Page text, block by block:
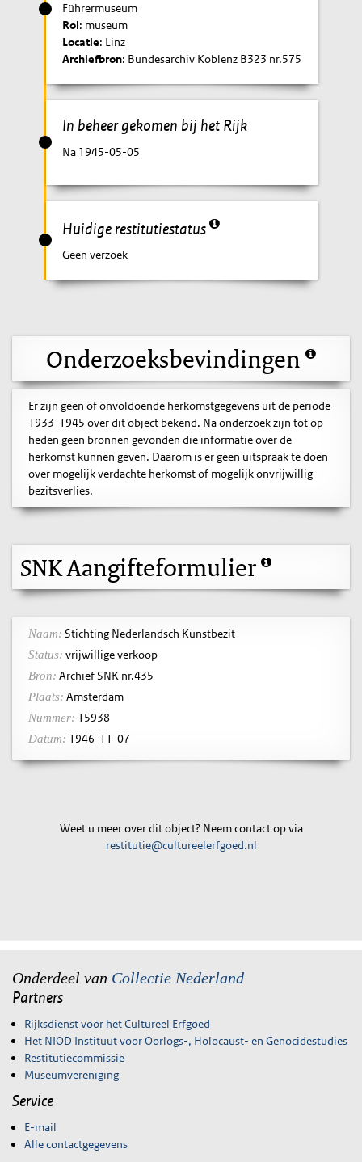
Führermuseum
Rol: museum
Locatie: Linz
Archiefbron: Bundesarchiv Koblenz B323 nr.575
In beheer gekomen bij het Rijk
Na 1945-05-05
Huidige restitutiestatus
Geen verzoek
Onderzoeksbevindingen
Er zijn geen of onvoldoende herkomstgegevens uit de periode
1933-1945 over dit object bekend. Na onderzoek zijn tot op
heden geen bronnen gevonden die informatie over de
herkomst kunnen geven. Daarom is er geen uitspraak te doen
over mogelijk verdachte herkomst of mogelijk onvrijwillig
bezitsverlies.
SNK Aangifteformulier
Naam: Stichting Nederlandsch Kunstbezit
Status: vrijwillige verkoop
Bron: Archief SNK nr.435
Plaats: Amsterdam
Nummer: 15938
Datum: 1946-11-07
Weet u meer over dit object? Neem contact op via
restitutie@cultureelerfgoed.nl
Onderdeel van Collectie Nederland
Partners
Rijksdienst voor het Cultureel Erfgoed
Het NIOD Instituut voor Oorlogs-, Holocaust- en Genocidestudies
Restitutiecommissie
Museumvereniging
Service
E-mail
Alle contactgegevens